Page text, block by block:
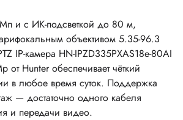
и с ИК-подсветкой до 80 м,
объективом 5.35-96.3
IP-камера HN-IPZD335PXAS18e-80AI
от Hunter обеспечивает чёткий
в любое время суток. Поддержка
— достаточно одного кабеля
и передачи видео.